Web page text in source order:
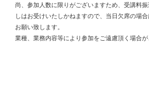
尚、参加人数に限りがございますため、受講料
しはお受けいたしかねますので、当日欠席の場
お願い致します。
業種、業務内容等により参加をご遠慮頂く場合が